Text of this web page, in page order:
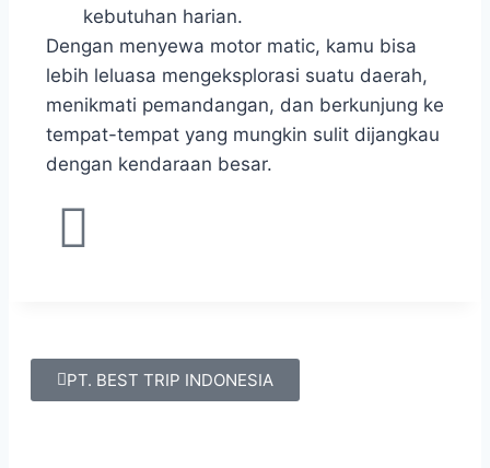
kebutuhan harian.
Dengan menyewa motor matic, kamu bisa
lebih leluasa mengeksplorasi suatu daerah,
menikmati pemandangan, dan berkunjung ke
tempat-tempat yang mungkin sulit dijangkau
dengan kendaraan besar.
PT. BEST TRIP INDONESIA